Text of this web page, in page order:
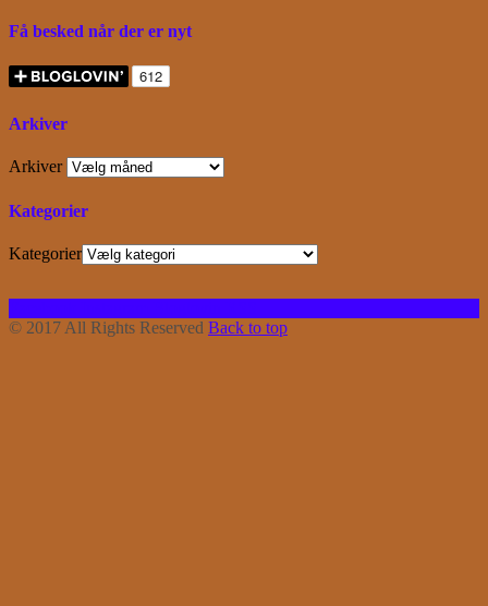
Få besked når der er nyt
Arkiver
Arkiver
Kategorier
Kategorier
© 2017 All Rights Reserved Back to top